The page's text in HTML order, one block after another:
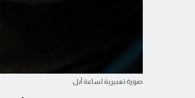
صورة تعبيرية لساعة آبل